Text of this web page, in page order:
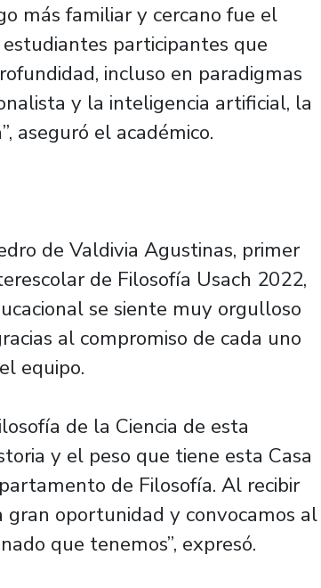
más familiar y cercano fue el
participantes que
incluso en paradigmas
y la inteligencia artificial, la
aseguró el académico.
de Valdivia Agustinas, primer
de Filosofía Usach 2022,
se siente muy orgulloso
al compromiso de cada uno
equipo.
de la Ciencia de esta
y el peso que tiene esta Casa
de Filosofía. Al recibir
oportunidad y convocamos al
que tenemos”, expresó.